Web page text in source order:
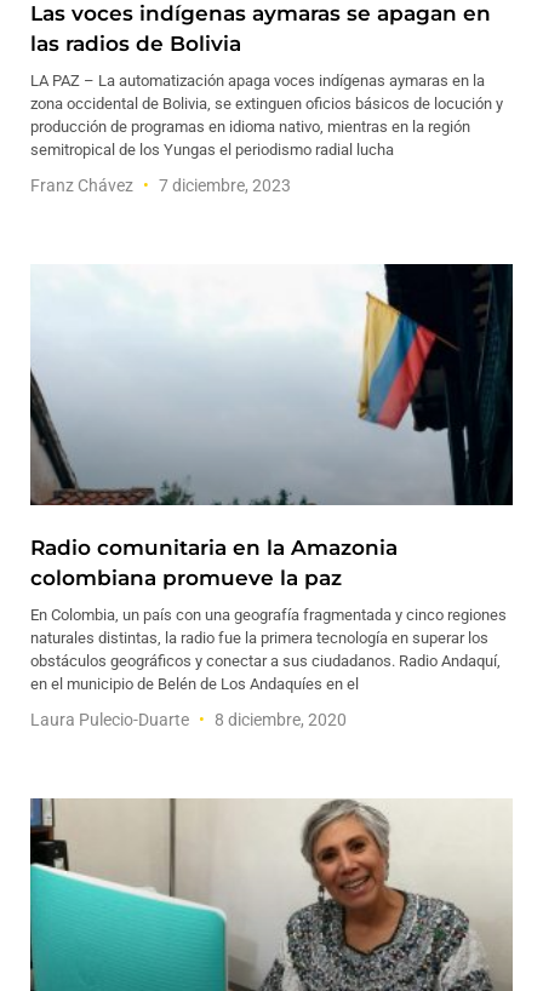
Las voces indígenas aymaras se apagan en
las radios de Bolivia
LA PAZ – La automatización apaga voces indígenas aymaras en la
zona occidental de Bolivia, se extinguen oficios básicos de locución y
producción de programas en idioma nativo, mientras en la región
semitropical de los Yungas el periodismo radial lucha
Franz Chávez 7 diciembre, 2023
Radio ​​comunitaria en la Amazonia
colombiana promueve la paz
En Colombia, un país con una geografía fragmentada y cinco regiones
naturales distintas, la radio fue la primera tecnología en superar los
obstáculos geográficos y conectar a sus ciudadanos. Radio Andaquí,
en el municipio de Belén de Los Andaquíes en el
Laura Pulecio-Duarte 8 diciembre, 2020